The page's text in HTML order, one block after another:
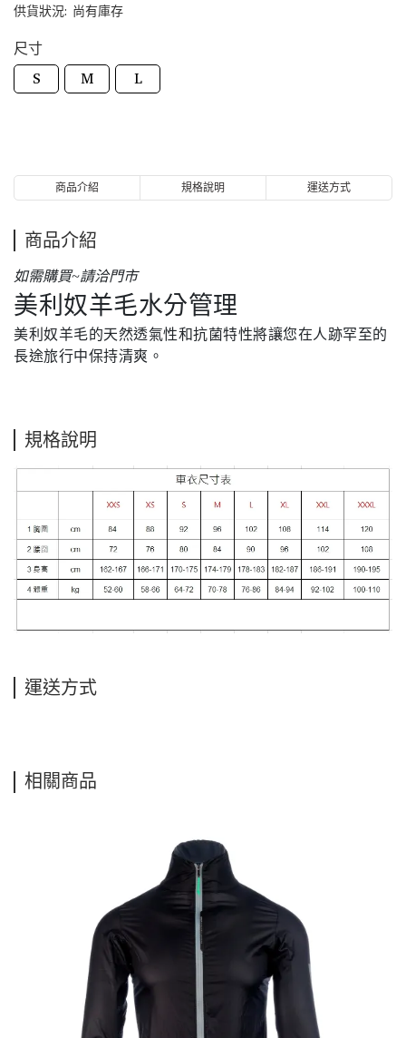
供貨狀況: 尚有庫存
尺寸
S
M L
商品介紹 規格說明 運送方式
商品介紹
如需購買~請洽門市
美利奴羊毛水分管理
美利奴羊毛的天然透氣性和抗菌特性將讓您在人跡罕至的
長途旅行中保持清爽。
規格說明
運送方式
相關商品